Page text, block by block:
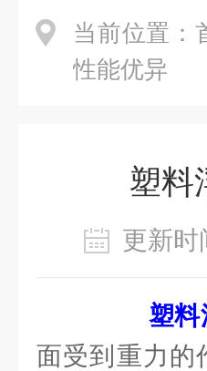
当前位置：
性能优异
塑料
更新
塑
面受到重力的